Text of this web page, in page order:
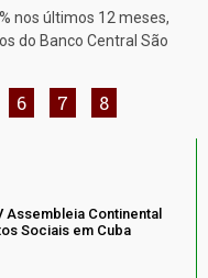
nos últimos 12 meses,
do Banco Central São
6 7 8
Assembleia Continental
Sociais em Cuba